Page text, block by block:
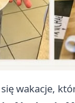
się wakacje,